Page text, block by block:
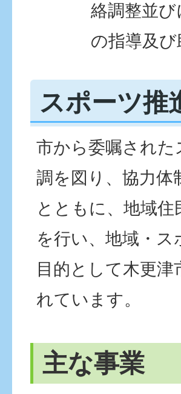
絡調整並
の指導及
スポーツ推
市から委嘱された
調を図り、協力体
とともに、地域
を行い、地域・
目的として木更
れています。
主な事業